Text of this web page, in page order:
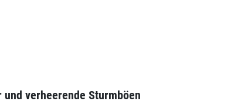
und verheerende Sturmböen